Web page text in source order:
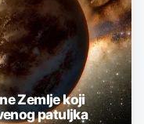
Zemlje koji
patuljka